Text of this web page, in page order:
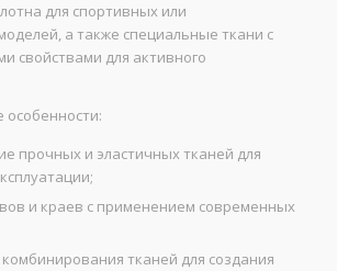
для спортивных или
а также специальные ткани с
свойствами для активного
особенности:
прочных и эластичных тканей для
и краев с применением современных
тканей для создания